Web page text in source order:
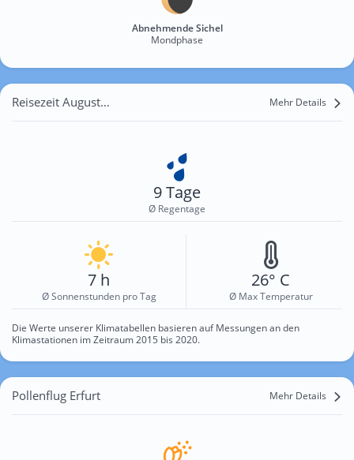
Abnehmende Sichel
Mondphase
Reisezeit August für Erfurt Mehr Details
9 Tage
Ø Regentage
7 h
Ø Sonnenstunden pro Tag
26° C
Ø Max Temperatur
Die Werte unserer Klimatabellen basieren auf Messungen an den
Klimastationen im Zeitraum 2015 bis 2020.
Pollenflug Erfurt Mehr Details